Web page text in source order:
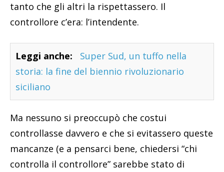
tanto che gli altri la rispettassero. Il
controllore c’era: l’intendente.
Leggi anche:
Super Sud, un tuffo nella
storia: la fine del biennio rivoluzionario
siciliano
Ma nessuno si preoccupò che costui
controllasse davvero e che si evitassero queste
mancanze (e a pensarci bene, chiedersi “chi
controlla il controllore” sarebbe stato di